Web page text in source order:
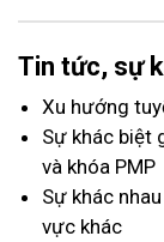
Tin tức, sự
Xu hướng
Sự khác biệt
và khóa PMP
Sự khác
vực khác